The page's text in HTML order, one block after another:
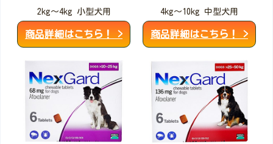
2kg～4kg 小型犬用
商品詳細はこちら！ >
4kg～10kg 中型犬用
商品詳細はこちら！ >